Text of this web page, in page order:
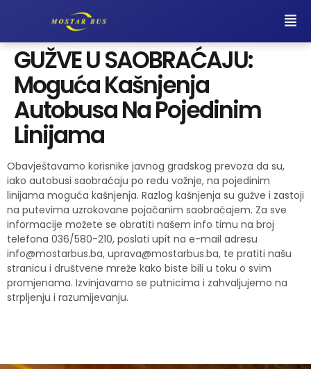
GUŽVE U SAOBRAĆAJU:
Moguća Kašnjenja
Autobusa Na Pojedinim
Linijama
Obavještavamo korisnike javnog gradskog prevoza da su,
iako autobusi saobraćaju po redu vožnje, na pojedinim
linijama moguća kašnjenja. Razlog kašnjenja su gužve i zastoji
na putevima uzrokovane pojačanim saobraćajem. Za sve
informacije možete se obratiti našem info timu na broj
telefona 036/580-210, poslati upit na e-mail adresu
info@mostarbus.ba, uprava@mostarbus.ba, te pratiti našu
stranicu i društvene mreže kako biste bili u toku o svim
promjenama. Izvinjavamo se putnicima i zahvaljujemo na
strpljenju i razumijevanju.